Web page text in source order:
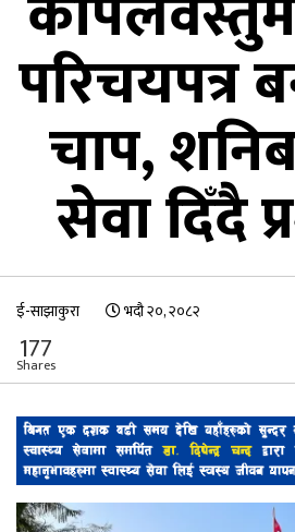
परिचयपत्र
चाप,
सेवा दिँदै
ई-साझाकुरा भदौ २०, २०८२
177
Shares